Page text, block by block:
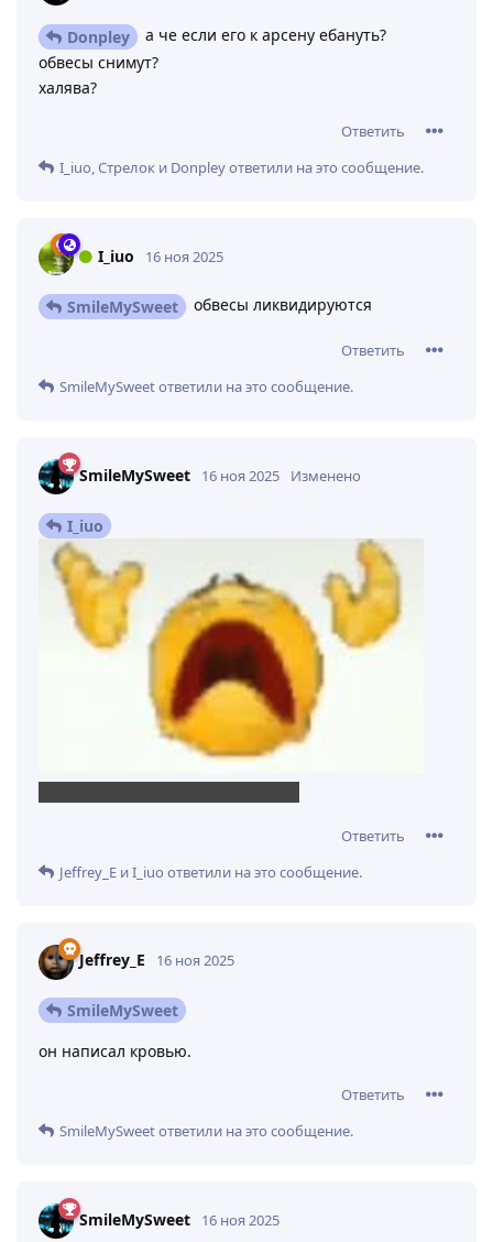
Donpley
а че если его к арсену ебануть?
обвесы снимут?
халява?
Ответить
I_iuo,Стрелок и Donpleyответили на это сообщение.
I_iuo 16 ноя 2025
SmileMySweet обвесы ликвидируются
Ответить
SmileMySweetответили на это сообщение.
SmileMySweet 16 ноя 2025 Изменено
I_iuo
Ответить
Jeffrey_E иI_iuo ответили на это сообщение.
Jeffrey_E 16 ноя 2025
SmileMySweet
он написал кровью.
Ответить
SmileMySweetответили на это сообщение.
SmileMySweet 16 ноя 2025